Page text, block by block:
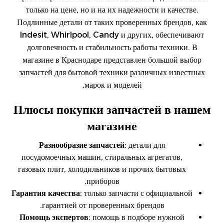
только на цене, но и на их надежности и качестве.
Подлинные детали от таких проверенных брендов, как
Indesit, Whirlpool, Candy и других, обеспечивают
долговечность и стабильность работы техники. В
магазине в Краснодаре представлен большой выбор
запчастей для бытовой техники различных известных
марок и моделей.
Плюсы покупки запчастей в нашем
магазине
Разнообразие запчастей: детали для
посудомоечных машин, стиральных агрегатов,
газовых плит, холодильников и прочих бытовых
приборов.
Гарантия качества: только запчасти с официальной
гарантией от проверенных брендов.
Помощь экспертов: помощь в подборе нужной